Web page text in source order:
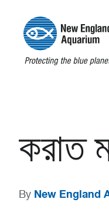
করাত
By New England